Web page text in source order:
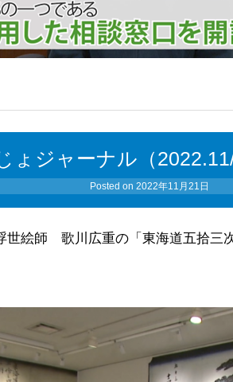
ょジャーナル（
Posted on 2022年11月21日
世絵師 歌川広重の「東海道五拾三